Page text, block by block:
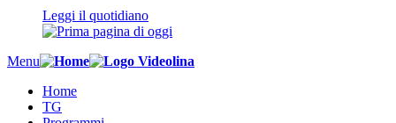
Leggi il quotidiano
Menu
Home
TG